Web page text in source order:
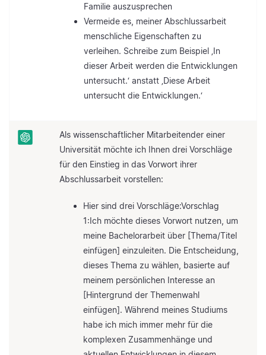
Familie auszusprechen
Vermeide es, meiner Abschlussarbeit
menschliche Eigenschaften zu
verleihen. Schreibe zum Beispiel ‚In
dieser Arbeit werden die Entwicklungen
untersucht.‘ anstatt ‚Diese Arbeit
untersucht die Entwicklungen.‘
Als wissenschaftlicher Mitarbeitender einer
Universität möchte ich Ihnen drei Vorschläge
für den Einstieg in das Vorwort ihrer
Abschlussarbeit vorstellen:
Hier sind drei Vorschläge:Vorschlag
1:Ich möchte dieses Vorwort nutzen, um
meine Bachelorarbeit über [Thema/Titel
einfügen] einzuleiten. Die Entscheidung,
dieses Thema zu wählen, basierte auf
meinem persönlichen Interesse an
[Hintergrund der Themenwahl
einfügen]. Während meines Studiums
habe ich mich immer mehr für die
komplexen Zusammenhänge und